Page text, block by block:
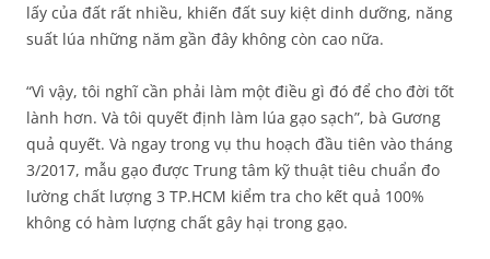
lấy của đất rất nhiều, khiến đất suy kiệt dinh dưỡng, năng
suất lúa những năm gần đây không còn cao nữa.
“Vì vậy, tôi nghĩ cần phải làm một điều gì đó để cho đời tốt
lành hơn. Và tôi quyết định làm lúa gạo sạch”, bà Gương
quả quyết. Và ngay trong vụ thu hoạch đầu tiên vào tháng
3/2017, mẫu gạo được Trung tâm kỹ thuật tiêu chuẩn đo
lường chất lượng 3 TP.HCM kiểm tra cho kết quả 100%
không có hàm lượng chất gây hại trong gạo.